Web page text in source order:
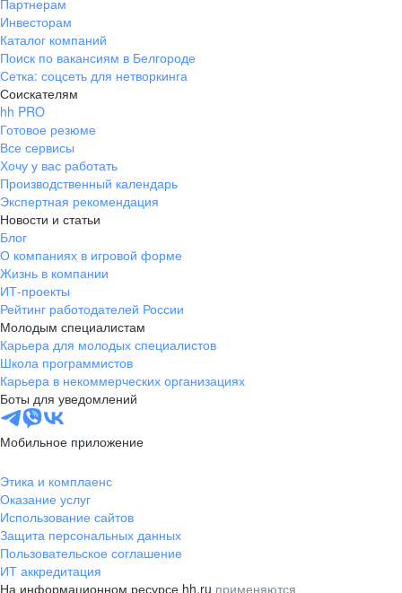
Партнерам
Инвесторам
Каталог компаний
Поиск по вакансиям в Белгороде
Сетка: соцсеть для нетворкинга
Соискателям
hh PRO
Готовое резюме
Все сервисы
Хочу у вас работать
Производственный календарь
Экспертная рекомендация
Новости и статьи
Блог
О компаниях в игровой форме
Жизнь в компании
ИТ-проекты
Рейтинг работодателей России
Молодым специалистам
Карьера для молодых специалистов
Школа программистов
Карьера в некоммерческих организациях
Боты для уведомлений
Мобильное приложение
Этика и комплаенс
Оказание услуг
Использование сайтов
Защита персональных данных
Пользовательское соглашение
ИТ аккредитация
На информационном ресурсе hh.ru применяются